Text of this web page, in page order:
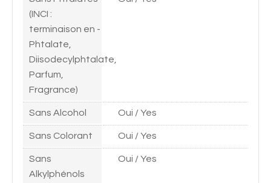
(INCI :
terminaison en -
Phtalate,
Diisodecylphtalate,
Parfum,
Fragrance)
Sans Alcohol Oui / Yes
Sans Colorant Oui / Yes
Sans
Alkylphénols
Oui / Yes